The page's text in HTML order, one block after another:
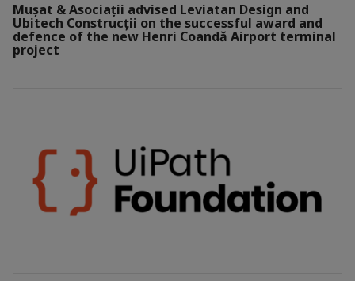
Mușat & Asociații advised Leviatan Design and
Ubitech Construcții on the successful award and
defence of the new Henri Coandă Airport terminal
project